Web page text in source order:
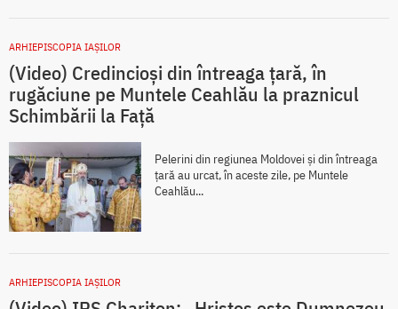
ARHIEPISCOPIA IAŞILOR
(Video) Credincioși din întreaga țară, în
rugăciune pe Muntele Ceahlău la praznicul
Schimbării la Față
Pelerini din regiunea Moldovei și din întreaga
țară au urcat, în aceste zile, pe Muntele
Ceahlău...
ARHIEPISCOPIA IAŞILOR